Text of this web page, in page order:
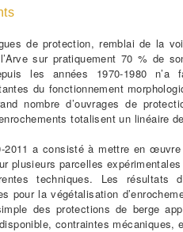
de protection, remblai de la
sur pratiquement 70 % de
les années 1970-1980 n’a
du fonctionnement
nombre d’ouvrages de
totalisent un linéaire
2011 a consisté à mettre en
plusieurs parcelles
techniques. Les résultats
pour la végétalisation
des protections de berge
contraintes mécaniques,